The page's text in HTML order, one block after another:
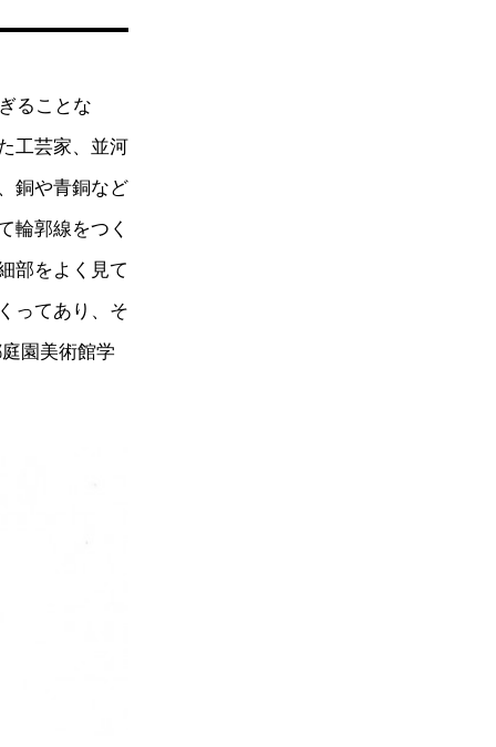
ることな
工芸家、並河
銅や青銅など
輪郭線をつく
部をよく見て
ってあり、そ
園美術館学